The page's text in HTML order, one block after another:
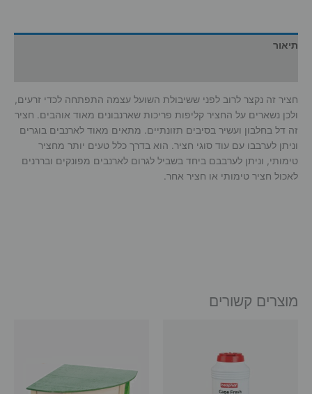
14
תיאור
חציר זה נקצר לרוב לפני ששיבולת השועל עצמה התפתחה לכדי זרעים,
ולכן נשארים על החציר קליפות פריכות שארנבונים מאוד אוהבים. חציר
זה דל בחלבון ועשיר בסיבים תזונתיים. מתאים מאוד לארנבים בוגרים
וניתן לערבבו עם עוד סוגי חציר. הוא בדרך כלל טעים יותר מחציר
טימותי, וניתן לערבבם ביחד בשביל לגרום לארנבים מפונקים ובררנים
לאכול חציר טימותי או חציר אחר.
מוצרים קשורים